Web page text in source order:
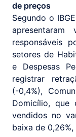
de preços
Segundo o
apresentaram
responsáveis
setores de
e Despesas
registrar
(-0,4%),
Domicílio, que
vendidos no
baixa de